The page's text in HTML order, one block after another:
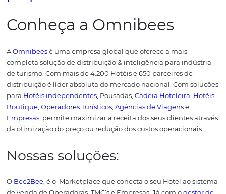
Relatório de
Garantir qualidade no serviço integrado das funções de
hotel deve ser o maior objetivo de um
sistema para
sistema bem elaborado pode oferecer entre outras
funcionalidades. Relatório de atividade financeira e de
produtividade,channel manager,motor de reservas
management, mapa de ocupação etc. Estas
em um só sistema, trazem praticidade, agilidade e uma
relação ao custo benefício, é muito mais vantajoso